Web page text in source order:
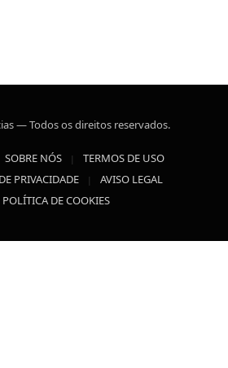
— Todos os direitos reservados.
SOBRE NÓS
TERMOS DE USO
PRIVACIDADE
AVISO LEGAL
POLÍTICA DE COOKIES